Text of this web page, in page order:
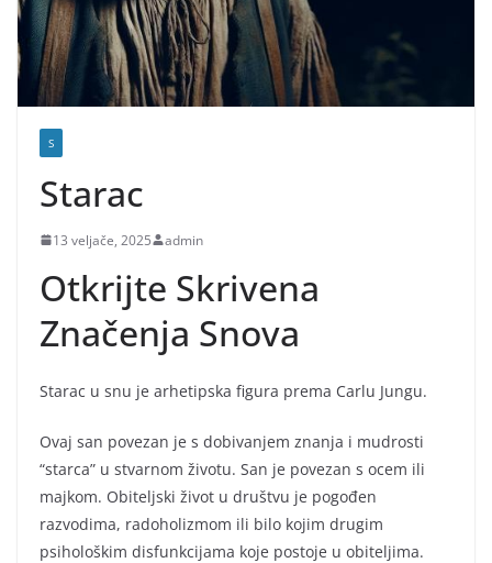
S
Starac
13 veljače, 2025 admin
Otkrijte Skrivena
Značenja Snova
Starac u snu je arhetipska figura prema Carlu Jungu.
Ovaj san povezan je s dobivanjem znanja i mudrosti
“starca” u stvarnom životu. San je povezan s ocem ili
majkom. Obiteljski život u društvu je pogođen
razvodima, radoholizmom ili bilo kojim drugim
psihološkim disfunkcijama koje postoje u obiteljima.